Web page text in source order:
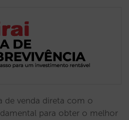
de venda direta com o
para obter o melhor